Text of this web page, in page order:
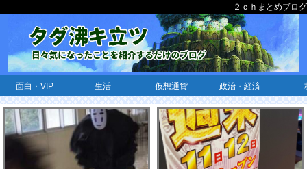
２ｃｈまとめブログ
面白・VIP 生活 仮想通貨 政治・経済